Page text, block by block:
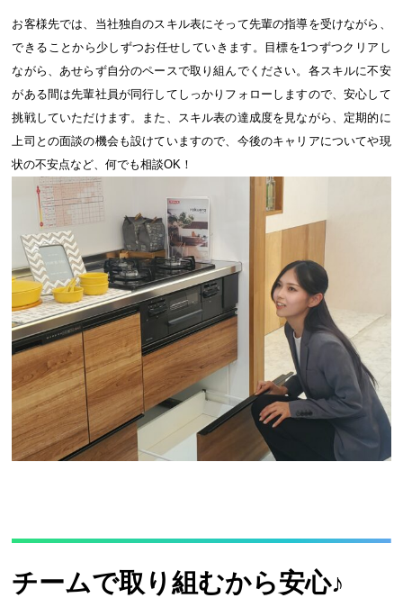
お客様先では、当社独自のスキル表にそって先輩の指導を受けながら、
できることから少しずつお任せしていきます。目標を1つずつクリアし
ながら、あせらず自分のペースで取り組んでください。各スキルに不安
がある間は先輩社員が同行してしっかりフォローしますので、安心して
挑戦していただけます。また、スキル表の達成度を見ながら、定期的に
上司との面談の機会も設けていますので、今後のキャリアについてや現
状の不安点など、何でも相談OK！
チームで取り組むから安心♪